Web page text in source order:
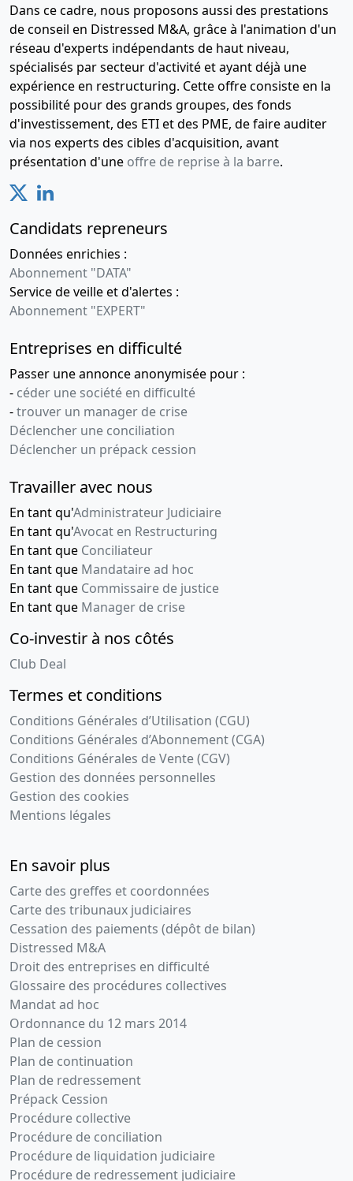
Dans ce cadre, nous proposons aussi des prestations
de conseil en Distressed M&A, grâce à l'animation d'un
réseau d'experts indépendants de haut niveau,
spécialisés par secteur d'activité et ayant déjà une
expérience en restructuring. Cette offre consiste en la
possibilité pour des grands groupes, des fonds
d'investissement, des ETI et des PME, de faire auditer
via nos experts des cibles d'acquisition, avant
présentation d'une offre de reprise à la barre.
Candidats repreneurs
Données enrichies :
Abonnement "DATA"
Service de veille et d'alertes :
Abonnement "EXPERT"
Entreprises en difficulté
Passer une annonce anonymisée pour :
- céder une société en difficulté
-trouver un manager de crise
Déclencher une conciliation
Déclencher un prépack cession
Travailler avec nous
En tant qu'Administrateur Judiciaire
En tant qu'Avocat en Restructuring
En tant que Conciliateur
En tant que Mandataire ad hoc
En tant que Commissaire de justice
En tant que Manager de crise
Co-investir à nos côtés
Club Deal
Termes et conditions
Conditions Générales d’Utilisation (CGU)
Conditions Générales d’Abonnement (CGA)
Conditions Générales de Vente (CGV)
Gestion des données personnelles
Gestion des cookies
Mentions légales
En savoir plus
Carte des greffes et coordonnées
Carte des tribunaux judiciaires
Cessation des paiements (dépôt de bilan)
Distressed M&A
Droit des entreprises en difficulté
Glossaire des procédures collectives
Mandat ad hoc
Ordonnance du 12 mars 2014
Plan de cession
Plan de continuation
Plan de redressement
Prépack Cession
Procédure collective
Procédure de conciliation
Procédure de liquidation judiciaire
Procédure de redressement judiciaire